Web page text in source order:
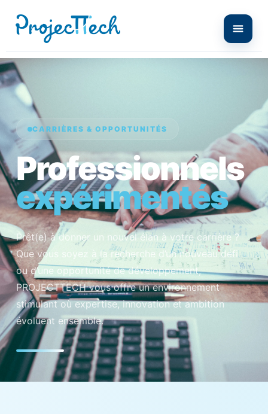
CARRIÈRES & OPPORTUNITÉS
Professionnels
expérimentés
Prêt(e) à donner un nouvel élan à votre carrière ?
Que vous soyez à la recherche d’un nouveau défi
ou d’une opportunité de développement,
PROJECTTECH vous offre un environnement
stimulant où expertise, innovation et ambition
évoluent ensemble.